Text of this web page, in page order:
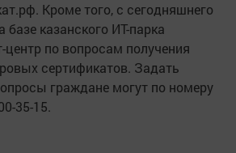
Кроме того, с сегодняшнего
базе казанского ИТ-парка
центр по вопросам получения
сертификатов. Задать
граждане могут по номеру
35-15.